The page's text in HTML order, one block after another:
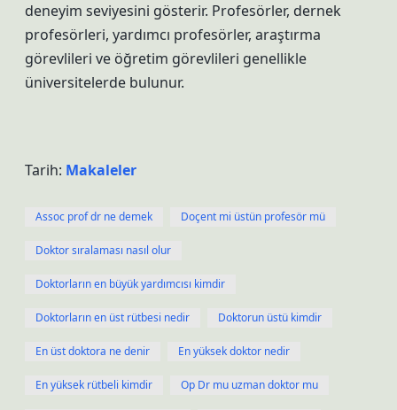
deneyim seviyesini gösterir. Profesörler, dernek
profesörleri, yardımcı profesörler, araştırma
görevlileri ve öğretim görevlileri genellikle
üniversitelerde bulunur.
Tarih: Makaleler
Assoc prof dr ne demek Doçent mi üstün profesör mü
Doktor sıralaması nasıl olur
Doktorların en büyük yardımcısı kimdir
Doktorların en üst rütbesi nedir Doktorun üstü kimdir
En üst doktora ne denir En yüksek doktor nedir
En yüksek rütbeli kimdir Op Dr mu uzman doktor mu